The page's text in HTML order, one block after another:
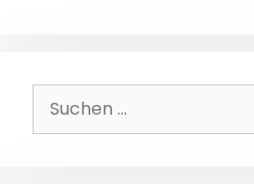
Suchen
nach: